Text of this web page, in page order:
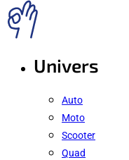
Univers
Auto
Moto
Scooter
Quad